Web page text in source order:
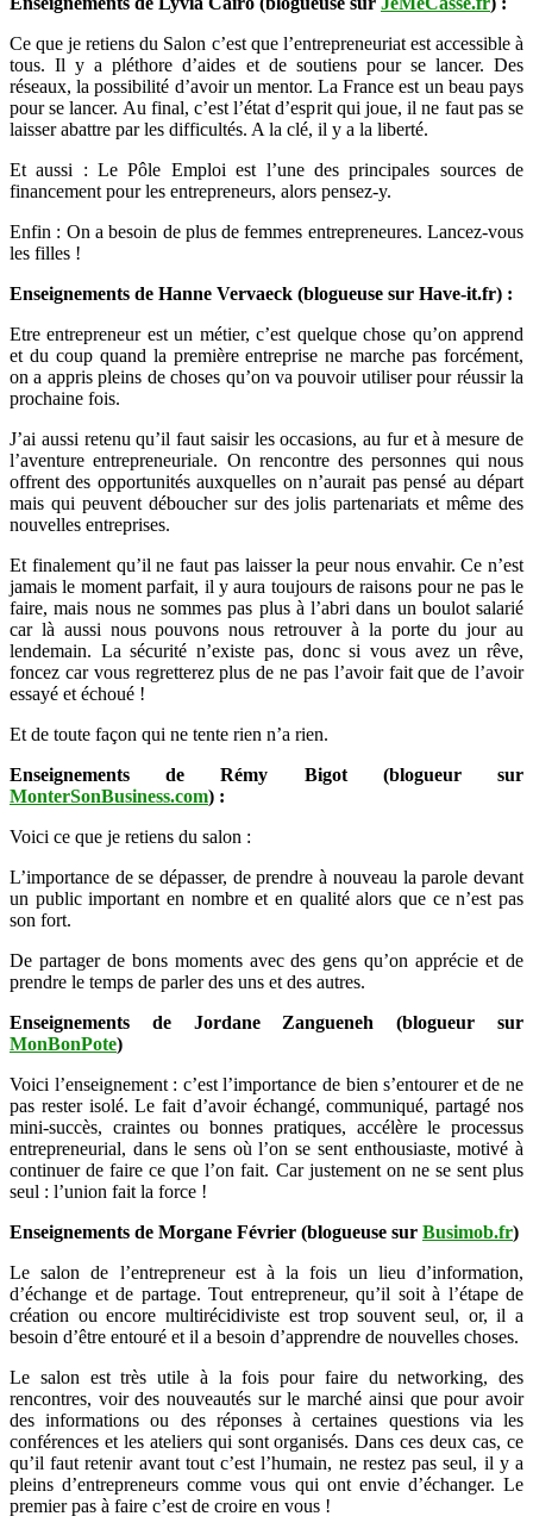
Ce que je retiens du Salon c’est que l’entrepreneuriat est accessible à
tous. Il y a pléthore d’aides et de soutiens pour se lancer. Des
réseaux, la possibilité d’avoir un mentor. La France est un beau pays
pour se lancer. Au final, c’est l’état d’esprit qui joue, il ne faut pas se
laisser abattre par les difficultés. A la clé, il y a la liberté.
Et aussi : Le Pôle Emploi est l’une des principales sources de
financement pour les entrepreneurs, alors pensez-y.
Enfin : On a besoin de plus de femmes entrepreneures. Lancez-vous
les filles !
Enseignements de Hanne Vervaeck (blogueuse sur Have-it.fr) :
Etre entrepreneur est un métier, c’est quelque chose qu’on apprend
et du coup quand la première entreprise ne marche pas forcément,
on a appris pleins de choses qu’on va pouvoir utiliser pour réussir la
prochaine fois.
J’ai aussi retenu qu’il faut saisir les occasions, au fur et à mesure de
l’aventure entrepreneuriale. On rencontre des personnes qui nous
offrent des opportunités auxquelles on n’aurait pas pensé au départ
mais qui peuvent déboucher sur des jolis partenariats et même des
nouvelles entreprises.
Et finalement qu’il ne faut pas laisser la peur nous envahir. Ce n’est
jamais le moment parfait, il y aura toujours de raisons pour ne pas le
faire, mais nous ne sommes pas plus à l’abri dans un boulot salarié
car là aussi nous pouvons nous retrouver à la porte du jour au
lendemain. La sécurité n’existe pas, donc si vous avez un rêve,
foncez car vous regretterez plus de ne pas l’avoir fait que de l’avoir
essayé et échoué !
Et de toute façon qui ne tente rien n’a rien.
Enseignements de Rémy Bigot (blogueur sur
MonterSonBusiness.com) :
Voici ce que je retiens du salon :
L’importance de se dépasser, de prendre à nouveau la parole devant
un public important en nombre et en qualité alors que ce n’est pas
son fort.
De partager de bons moments avec des gens qu’on apprécie et de
prendre le temps de parler des uns et des autres.
Enseignements de Jordane Zangueneh (blogueur sur
MonBonPote)
Voici l’enseignement : c’est l’importance de bien s’entourer et de ne
pas rester isolé. Le fait d’avoir échangé, communiqué, partagé nos
mini-succès, craintes ou bonnes pratiques, accélère le processus
entrepreneurial, dans le sens où l’on se sent enthousiaste, motivé à
continuer de faire ce que l’on fait. Car justement on ne se sent plus
seul : l’union fait la force !
Enseignements de Morgane Février (blogueuse sur Busimob.fr)
Le salon de l’entrepreneur est à la fois un lieu d’information,
d’échange et de partage. Tout entrepreneur, qu’il soit à l’étape de
création ou encore multirécidiviste est trop souvent seul, or, il a
besoin d’être entouré et il a besoin d’apprendre de nouvelles choses.
Le salon est très utile à la fois pour faire du networking, des
rencontres, voir des nouveautés sur le marché ainsi que pour avoir
des informations ou des réponses à certaines questions via les
conférences et les ateliers qui sont organisés. Dans ces deux cas, ce
qu’il faut retenir avant tout c’est l’humain, ne restez pas seul, il y a
pleins d’entrepreneurs comme vous qui ont envie d’échanger. Le
premier pas à faire c’est de croire en vous !